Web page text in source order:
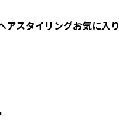
アスタイリングお気に入り
お気に入り